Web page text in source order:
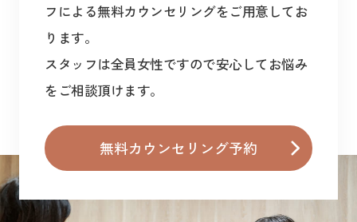
フによる無料カウンセリングをご用意してお
ります。
スタッフは全員女性ですので安心してお悩み
をご相談頂けます。
無料カウンセリング予約